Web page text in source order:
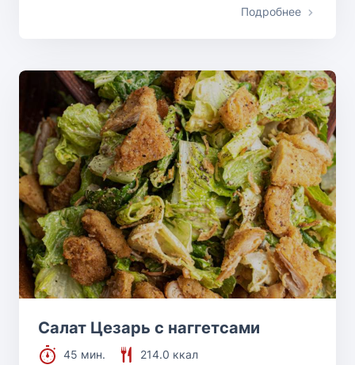
Подробнее
Салат Цезарь с наггетсами
45 мин.
214.0 ккал